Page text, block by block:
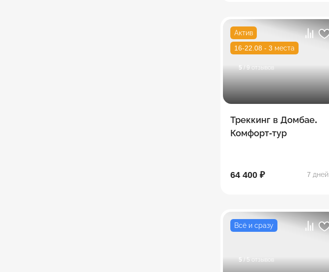
Актив
16-22.08 - 3 места
5 / 9 отзывов
Треккинг в Домбае.
Комфорт-тур
64 400 ₽ 7 дней
Всё и сразу
5 / 5 отзывов